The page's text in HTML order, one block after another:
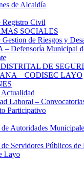
de Alcaldía
Registro Civil
SOCIALES
de Riesgos y
– Defensoría Municipal
DE
– CODISEC LAYO
Laboral –
Participativo
Autoridades
Servidores Públicos
Layo